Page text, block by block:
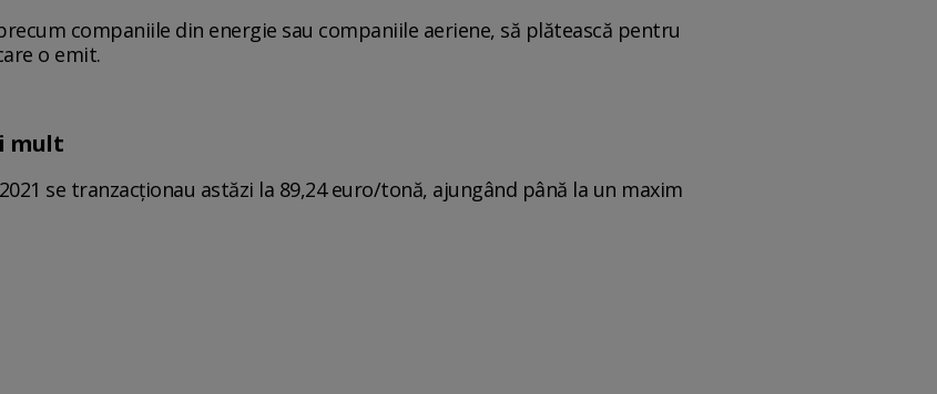
companiile din energie sau companiile aeriene, să plătească pentru
o emit.
mult
se tranzacționau astăzi la 89,24 euro/tonă, ajungând până la un maxim